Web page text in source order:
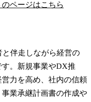
ページはこちら
と伴走しながら経営の
。新規事業やDX推
力を高め、社内の信頼
業承継計画書の作成や